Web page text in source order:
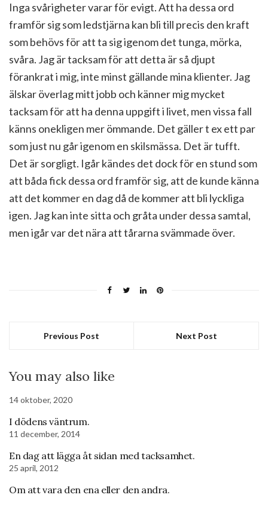
Inga svårigheter varar för evigt. Att ha dessa ord
framför sig som ledstjärna kan bli till precis den kraft
som behövs för att ta sig igenom det tunga, mörka,
svåra. Jag är tacksam för att detta är så djupt
förankrat i mig, inte minst gällande mina klienter. Jag
älskar överlag mitt jobb och känner mig mycket
tacksam för att ha denna uppgift i livet, men vissa fall
känns onekligen mer ömmande. Det gäller t ex ett par
som just nu går igenom en skilsmässa. Det är tufft.
Det är sorgligt. Igår kändes det dock för en stund som
att båda fick dessa ord framför sig, att de kunde känna
att det kommer en dag då de kommer att bli lyckliga
igen. Jag kan inte sitta och gråta under dessa samtal,
men igår var det nära att tårarna svämmade över.
Previous Post Next Post
You may also like
14 oktober, 2020
I dödens väntrum.
11 december, 2014
En dag att lägga åt sidan med tacksamhet.
25 april, 2012
Om att vara den ena eller den andra.